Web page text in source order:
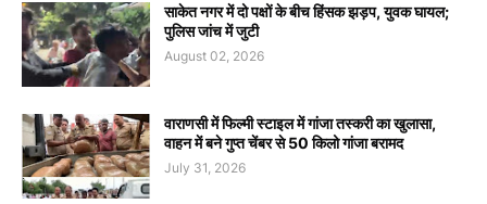
साकेत नगर में दो पक्षों के बीच हिंसक झड़प, युवक घायल;
पुलिस जांच में जुटी
August 02, 2026
वाराणसी में फिल्मी स्टाइल में गांजा तस्करी का खुलासा,
वाहन में बने गुप्त चेंबर से 50 किलो गांजा बरामद
July 31, 2026